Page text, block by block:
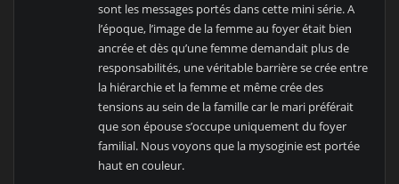
sont les messages portés dans cette mini série. A
l’époque, l’image de la femme au foyer était bien
ancrée et dès qu’une femme demandait plus de
responsabilités, une véritable barrière se crée entre
la hiérarchie et la femme et même crée des
tensions au sein de la famille car le mari préférait
que son épouse s’occupe uniquement du foyer
familial. Nous voyons que la mysoginie est portée
haut en couleur.